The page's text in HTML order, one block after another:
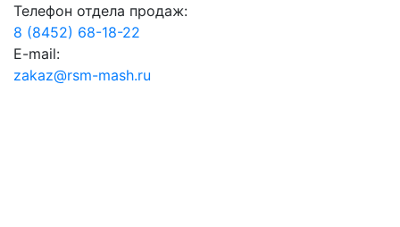
Телефон отдела продаж:
8 (8452) 68-18-22
E-mail:
zakaz@rsm-mash.ru